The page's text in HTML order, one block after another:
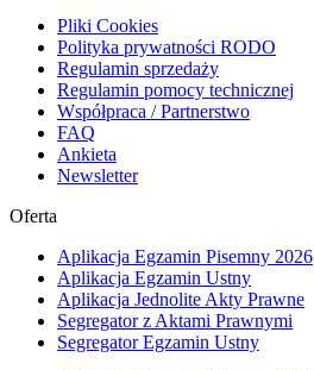
Pliki Cookies
Polityka prywatności RODO
Regulamin sprzedaży
Regulamin pomocy technicznej
Współpraca / Partnerstwo
FAQ
Ankieta
Newsletter
Oferta
Aplikacja Egzamin Pisemny 2026
Aplikacja Egzamin Ustny
Aplikacja Jednolite Akty Prawne
Segregator z Aktami Prawnymi
Segregator Egzamin Ustny